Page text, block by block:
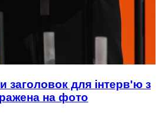
заголовок для інтерв'ю з
на фото